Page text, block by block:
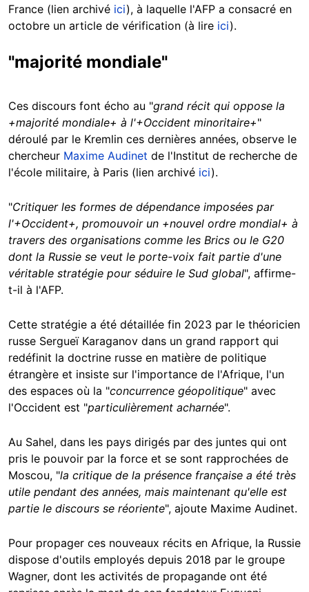
France (lien archivé ici), à laquelle l'AFP a consacré en
octobre un article de vérification (à lire ici).
"majorité mondiale"
Ces discours font écho au "grand récit qui oppose la
+majorité mondiale+ à l'+Occident minoritaire+"
déroulé par le Kremlin ces dernières années, observe le
chercheur Maxime Audinet de l'Institut de recherche de
l'école militaire, à Paris (lien archivé ici).
"Critiquer les formes de dépendance imposées par
l'+Occident+, promouvoir un +nouvel ordre mondial+ à
travers des organisations comme les Brics ou le G20
dont la Russie se veut le porte-voix fait partie d'une
véritable stratégie pour séduire le Sud global", affirme-
t-il à l'AFP.
Cette stratégie a été détaillée fin 2023 par le théoricien
russe Sergueï Karaganov dans un grand rapport qui
redéfinit la doctrine russe en matière de politique
étrangère et insiste sur l'importance de l'Afrique, l'un
des espaces où la "concurrence géopolitique" avec
l'Occident est "particulièrement acharnée".
Au Sahel, dans les pays dirigés par des juntes qui ont
pris le pouvoir par la force et se sont rapprochées de
Moscou, "la critique de la présence française a été très
utile pendant des années, mais maintenant qu'elle est
partie le discours se réoriente", ajoute Maxime Audinet.
Pour propager ces nouveaux récits en Afrique, la Russie
dispose d'outils employés depuis 2018 par le groupe
Wagner, dont les activités de propagande ont été